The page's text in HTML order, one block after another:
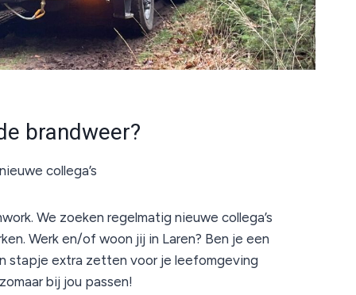
brandweer?
collega’s
We zoeken regelmatig nieuwe collega’s
Werk en/of woon jij in Laren? Ben je een
stapje extra zetten voor je leefomgeving
bij jou passen!